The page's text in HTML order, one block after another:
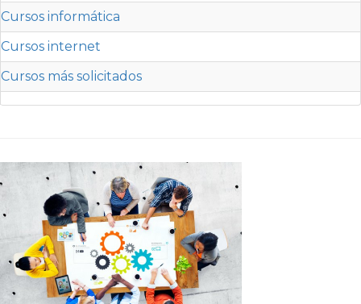
Cursos informática
Cursos internet
Cursos más solicitados